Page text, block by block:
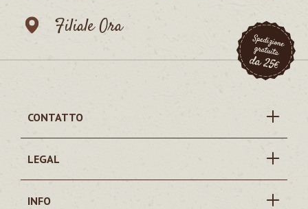
Filiale Ora
CONTATTO
LEGAL
INFO